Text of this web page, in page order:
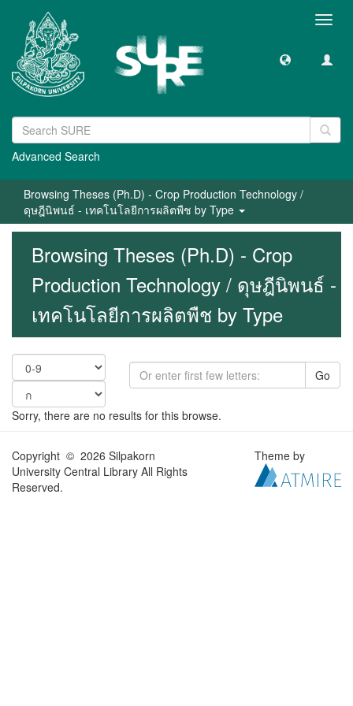
Advanced Search
Browsing Theses (Ph.D) - Crop Production Technology /
ดุษฎีนิพนธ์ - เทคโนโลยีการผลิตพืช by Type
Browsing Theses (Ph.D) - Crop
Production Technology / ดุษฎีนิพนธ์ -
เทคโนโลยีการผลิตพืช by Type
Go
Sorry, there are no results for this browse.
Copyright © 2026 Silpakorn
University Central Library All Rights
Reserved.
Theme by